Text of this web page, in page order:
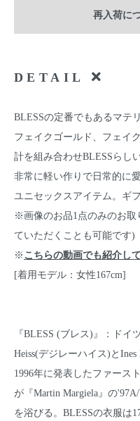
再入荷に
DETAIL
BLESSの定番でもあるマテ
フェイクゴールド、フェイ
計を組み合わせBLESSらし
非常に軽い作りで日常的に
ユニセックスアイテム。ギ
※画像のお品1点のみのお取
ていただくことも可能です)
※ こちらの動画でも紹介し
[着用モデル：女性167cm]
『BLESS (ブレス)』：ドイ
Heiss(デジレーハイス)と
1996年に発表したファース
が『Martin Margiela』の
を浴びる。BLESSの衣服は